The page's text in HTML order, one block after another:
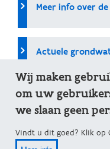
Meer info over
Actuele
Impact van
Wij maken
om uw
we slaan geen
Vindt u dit goed? Klik op